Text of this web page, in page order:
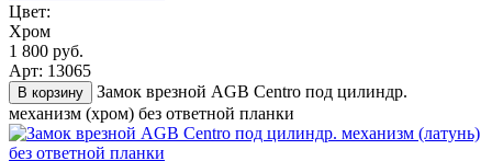
Цвет:
Хром
1 800 руб.
Арт: 13065
В корзину
Замок врезной AGB Centro под цилиндр.
механизм (хром) без ответной планки